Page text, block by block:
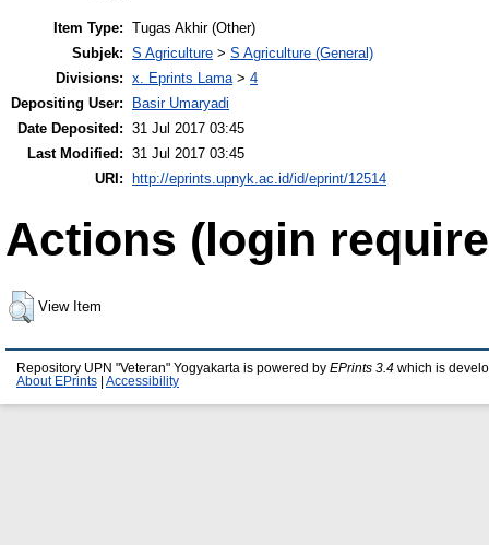
Item Type: Tugas Akhir (Other)
Subjek: S Agriculture > S Agriculture (General)
Divisions: x. Eprints Lama > 4
Depositing User:
Basir Umaryadi
Date Deposited: 31 Jul 2017 03:45
Last Modified: 31 Jul 2017 03:45
URI: http://eprints.upnyk.ac.id/id/eprint/12514
Actions (login
View Item
Repository UPN "Veteran" Yogyakarta is powered by EPrints 3.4 which is
About EPrints
Accessibility